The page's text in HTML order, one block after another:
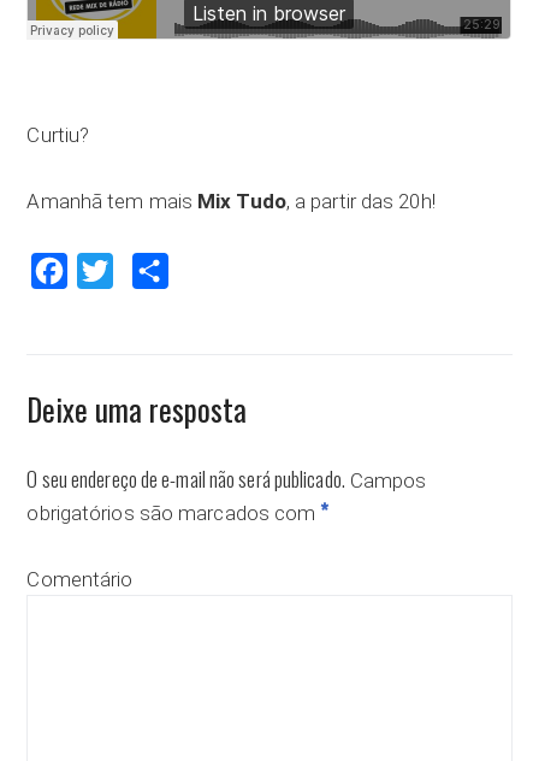
Curtiu?
Amanhã tem mais Mix Tudo, a partir das 20h!
Facebook Twitter
Deixe uma resposta
O seu endereço de e-mail não será publicado. Campos
obrigatórios são marcados com *
Comentário